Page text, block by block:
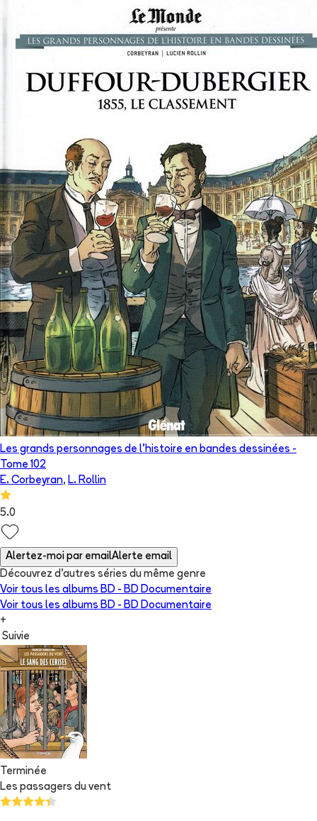
Les grands personnages de l’histoire en bandes dessinées -
Tome 102
E. Corbeyran, L. Rollin
5.0
Alertez-moi par emailAlerte email
Découvrez d'autres séries du même genre
Voir tous les albums BD - BD Documentaire
Voir tous les albums BD - BD Documentaire
+
Suivie
Terminée
Les passagers du vent